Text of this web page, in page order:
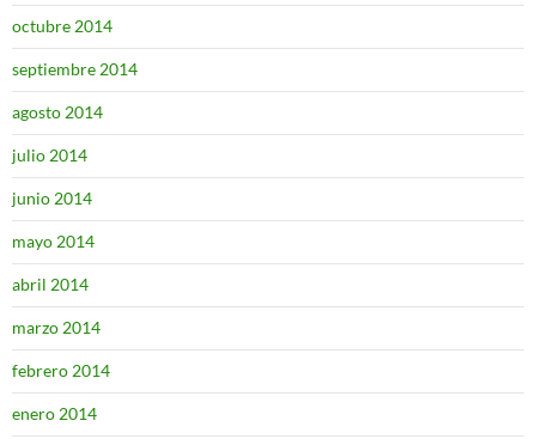
octubre 2014
septiembre 2014
agosto 2014
julio 2014
junio 2014
mayo 2014
abril 2014
marzo 2014
febrero 2014
enero 2014